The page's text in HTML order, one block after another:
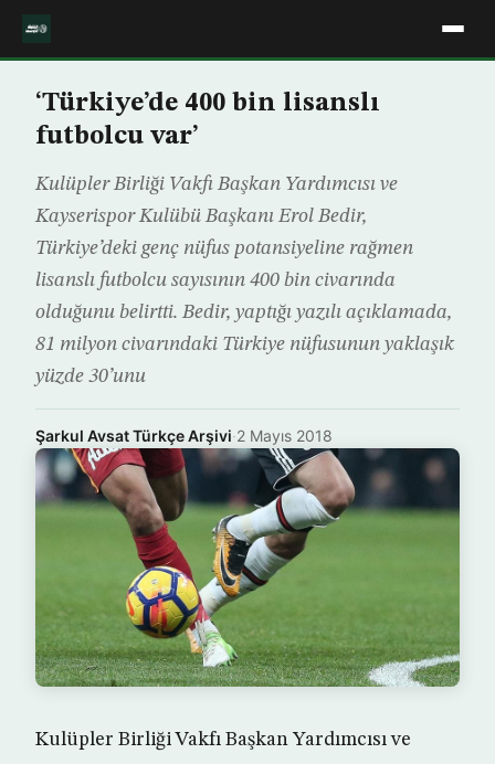
‘Türkiye’de 400 bin lisanslı
futbolcu var’
Kulüpler Birliği Vakfı Başkan Yardımcısı ve
Kayserispor Kulübü Başkanı Erol Bedir,
Türkiye’deki genç nüfus potansiyeline rağmen
lisanslı futbolcu sayısının 400 bin civarında
olduğunu belirtti. Bedir, yaptığı yazılı açıklamada,
81 milyon civarındaki Türkiye nüfusunun yaklaşık
yüzde 30’unu
Şarkul Avsat Türkçe Arşivi·2 Mayıs 2018
Kulüpler Birliği Vakfı Başkan Yardımcısı ve